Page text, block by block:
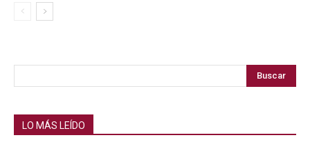
Buscar
LO MÁS LEÍDO